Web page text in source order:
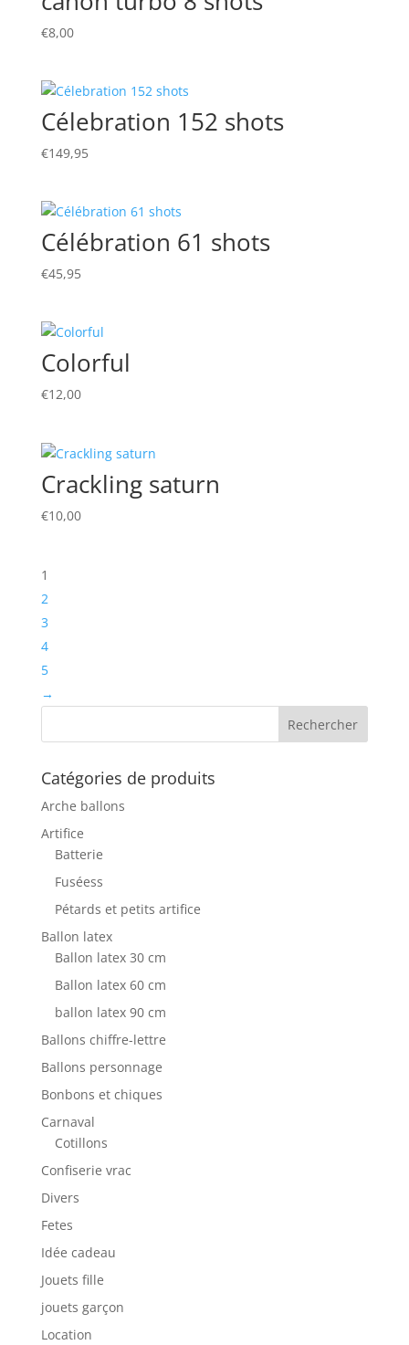
€8,00
Célebration 152 shots
€149,95
Célébration 61 shots
€45,95
Colorful
€12,00
Crackling saturn
€10,00
1
2
3
4
5
→
Catégories de produits
Arche ballons
Artifice
Batterie
Fuséess
Pétards et petits artifice
Ballon latex
Ballon latex 30 cm
Ballon latex 60 cm
ballon latex 90 cm
Ballons chiffre-lettre
Ballons personnage
Bonbons et chiques
Carnaval
Cotillons
Confiserie vrac
Divers
Fetes
Idée cadeau
Jouets fille
jouets garçon
Location